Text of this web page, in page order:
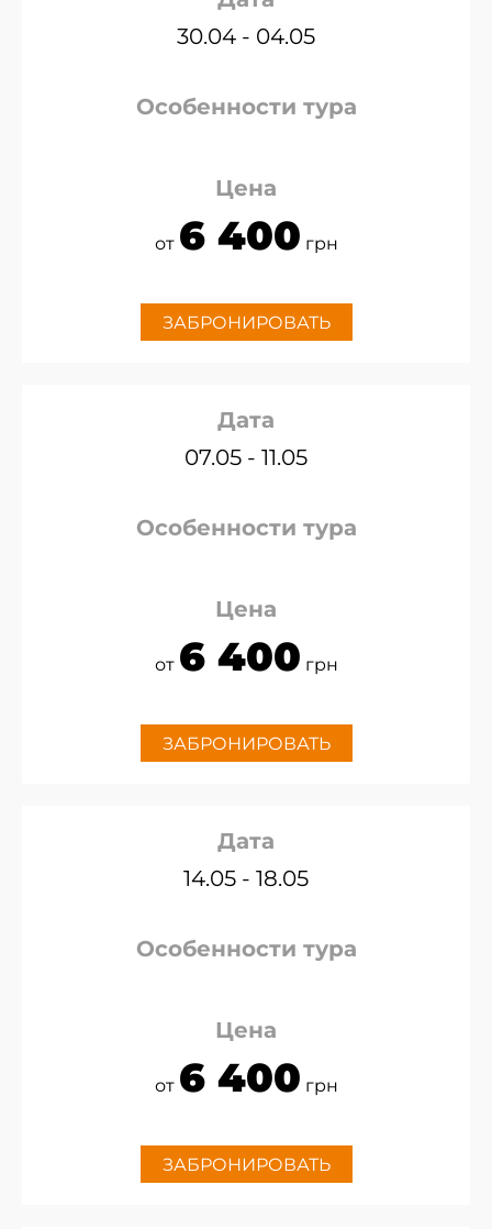
30.04 - 04.05
Особенности тура
Цена
от 6 400 грн
ЗАБРОНИРОВАТЬ
Дата
07.05 - 11.05
Особенности тура
Цена
от 6 400 грн
ЗАБРОНИРОВАТЬ
Дата
14.05 - 18.05
Особенности тура
Цена
от 6 400 грн
ЗАБРОНИРОВАТЬ